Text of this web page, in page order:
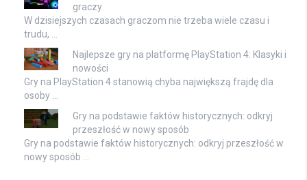
graczy
W dzisiejszych czasach graczom nie trzeba wiele czasu i
trudu, …
Najlepsze gry na platformę PlayStation 4: Klasyki i
nowości
Gry na PlayStation 4 stanowią chyba największą frajdę dla
osoby …
Gry na podstawie faktów historycznych: odkryj
przeszłość w nowy sposób
Gry na podstawie faktów historycznych: odkryj przeszłość w
nowy sposób …